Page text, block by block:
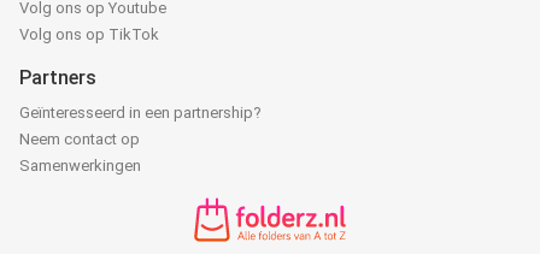
Volg ons op Youtube
Volg ons op TikTok
Partners
Geïnteresseerd in een partnership?
Neem contact op
Samenwerkingen